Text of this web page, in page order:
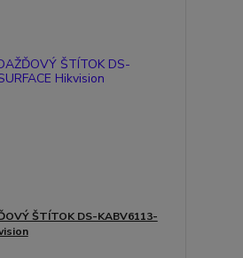
ŠTÍTOK DS-KABV6113-